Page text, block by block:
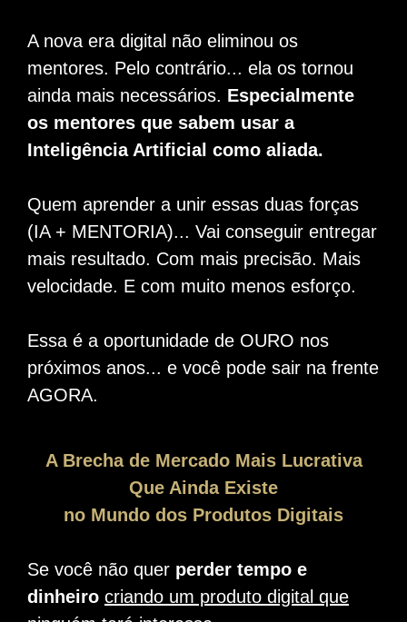
A nova era digital não eliminou os
mentores. Pelo contrário... ela os tornou
ainda mais necessários. Especialmente
os mentores que sabem usar a
Inteligência Artificial como aliada.
Quem aprender a unir essas duas forças
(IA + MENTORIA)... Vai conseguir entregar
mais resultado. Com mais precisão. Mais
velocidade. E com muito menos esforço.
Essa é a oportunidade de OURO nos
próximos anos... e você pode sair na frente
AGORA.
A Brecha de Mercado Mais Lucrativa
Que Ainda Existe
no Mundo dos Produtos Digitais
Se você não quer perder tempo e
dinheiro criando um produto digital que